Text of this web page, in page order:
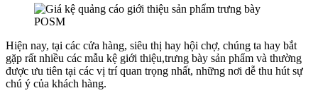
Hiện nay, tại các cửa hàng, siêu thị hay hội chợ, chúng ta hay bắt
gặp rất nhiều các mẫu kệ giới thiệu,trưng bày sản phẩm và thường
được ưu tiên tại các vị trí quan trọng nhất, những nơi dễ thu hút sự
chú ý của khách hàng.